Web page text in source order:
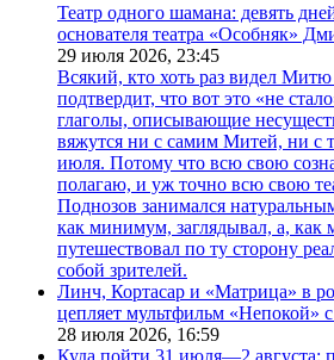
Театр одного шамана: девять
основателя театра «Особняк»
29 июля 2026, 23:45
Всякий, кто хоть раз видел
подтвердит, что вот это «не
глаголы, описывающие
вяжутся ни с самим Митей, ни с
июля. Потому что всю свою
полагаю, и уж точно всю свою
Поднозов занимался
как минимум, заглядывал, а, как
путешествовал по ту сторону
собой зрителей.
Линч, Кортасар и «Матрица» в
цепляет мультфильм «Непокой»
28 июля 2026, 16:59
Куда пойти 31 июля—2 августа: